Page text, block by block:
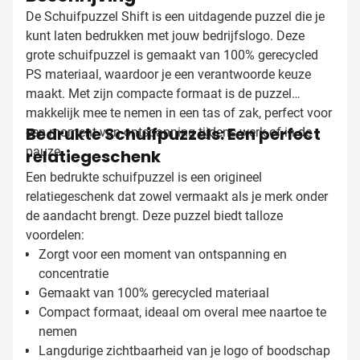
De Schuifpuzzel Shift is een uitdagende puzzel die je
kunt laten bedrukken met jouw bedrijfslogo. Deze
grote schuifpuzzel is gemaakt van 100% gerecycled
PS materiaal, waardoor je een verantwoorde keuze
maakt. Met zijn compacte formaat is de puzzel
makkelijk mee te nemen in een tas of zak, perfect voor
een moment van ontspanning tijdens werk of in de
pauze.
Bedrukte Schuifpuzzels: Een perfect
relatiegeschenk
Een bedrukte schuifpuzzel is een origineel
relatiegeschenk dat zowel vermaakt als je merk onder
de aandacht brengt. Deze puzzel biedt talloze
voordelen:
Zorgt voor een moment van ontspanning en
concentratie
Gemaakt van 100% gerecycled materiaal
Compact formaat, ideaal om overal mee naartoe te
nemen
Langdurige zichtbaarheid van je logo of boodschap